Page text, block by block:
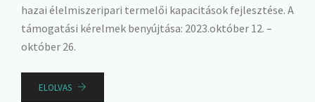
hazai élelmiszeripari termelői kapacitások fejlesztése. A
támogatási kérelmek benyújtása: 2023.október 12. –
október 26.
ELOLVAS